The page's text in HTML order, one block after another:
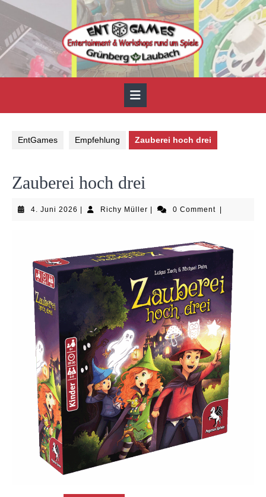
Skip
content
EntGames Empfehlung Zauberei hoch drei
Zauberei hoch drei
4. Juni 2026 4.
Richy MüllerRichy
0 Comment